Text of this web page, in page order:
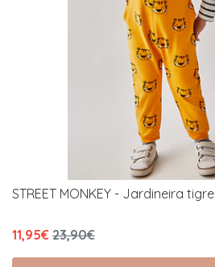
STREET MONKEY - Jardineira tigre
11,95€ 23,90€